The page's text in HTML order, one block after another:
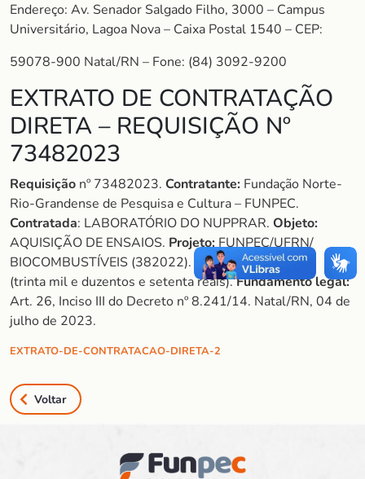
Endereço: Av. Senador Salgado Filho, 3000 – Campus
Universitário, Lagoa Nova – Caixa Postal 1540 – CEP:
59078-900 Natal/RN – Fone: (84) 3092-9200
EXTRATO DE CONTRATAÇÃO
DIRETA – REQUISIÇÃO Nº
73482023
Requisição nº 73482023. Contratante: Fundação Norte-
Rio-Grandense de Pesquisa e Cultura – FUNPEC.
Contratada: LABORATÓRIO DO NUPPRAR. Objeto:
AQUISIÇÃO DE ENSAIOS. Projeto:FUNPEC/UFRN/
BIOCOMBUSTÍVEIS (382022).
Valor:R$ 30.200,70
(trinta mil e duzentos e setenta reais).Fundamento legal:
Art. 26, Inciso III do Decreto nº 8.241/14. Natal/RN, 04 de
julho de 2023.
EXTRATO-DE-CONTRATACAO-DIRETA-2
Voltar